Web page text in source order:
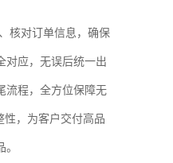
核对订单信息，确保
对应，无误后统一出
流程，全方位保障无
性，为客户交付高品